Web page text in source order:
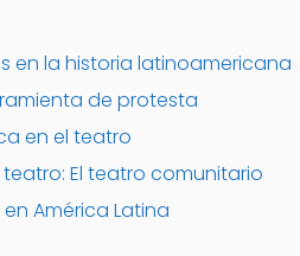
en la historia latinoamericana
de protesta
en el teatro
El teatro comunitario
América Latina